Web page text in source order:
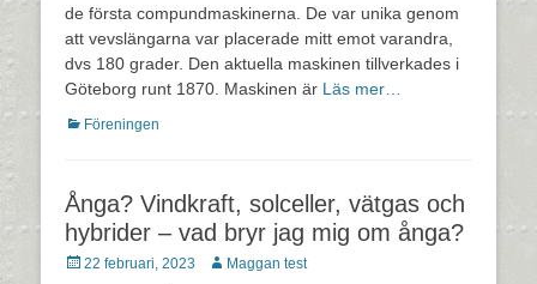
de första compundmaskinerna. De var unika genom
att vevslängarna var placerade mitt emot varandra,
dvs 180 grader. Den aktuella maskinen tillverkades i
Göteborg runt 1870. Maskinen är Läs mer…
Kategorier
Föreningen
Ånga? Vindkraft, solceller, vätgas och
hybrider – vad bryr jag mig om ånga?
Postades
22 februari, 2023 Författare
Maggan test